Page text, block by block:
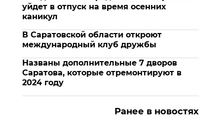
уйдет в отпуск на время осенних
каникул
В Саратовской области откроют
международный клуб дружбы
Названы дополнительные 7 дворов
Саратова, которые отремонтируют в
2024 году
Ранее в новостях